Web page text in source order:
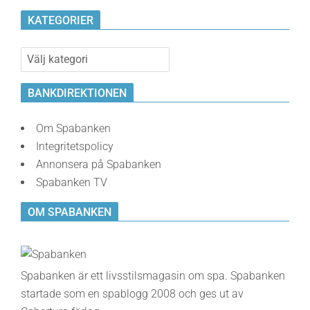
KATEGORIER
Kategorier
BANKDIREKTIONEN
Om Spabanken
Integritetspolicy
Annonsera på Spabanken
Spabanken TV
OM SPABANKEN
Spabanken är ett livsstilsmagasin om spa. Spabanken
startade som en spablogg 2008 och ges ut av